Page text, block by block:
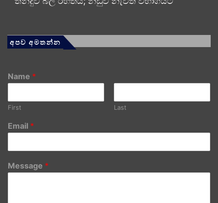
අපව අමතන්න
Name *
First Last
Email *
Message *